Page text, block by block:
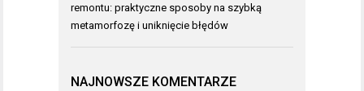
remontu: praktyczne sposoby na szybką
metamorfozę i uniknięcie błędów
NAJNOWSZE KOMENTARZE